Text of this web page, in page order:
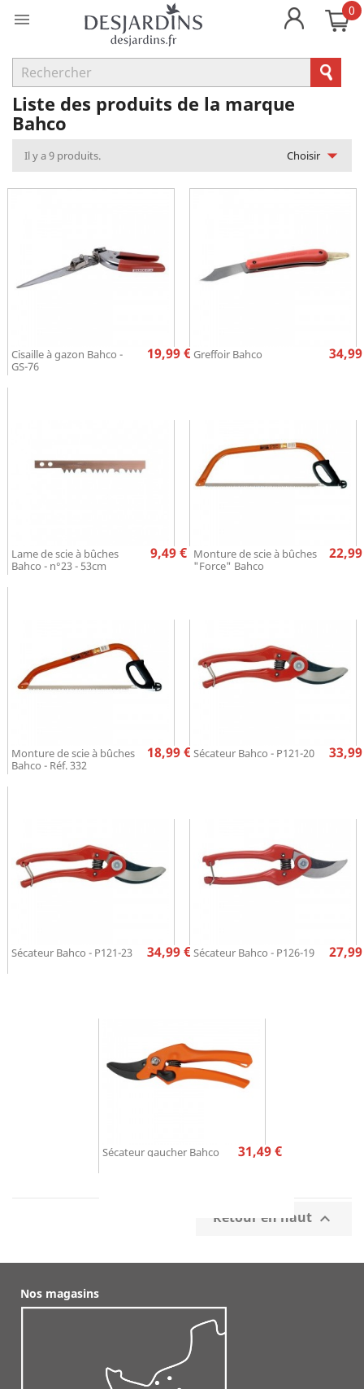
 0
Liste des produits de la marque
Bahco
Choisir 
Il y a 9 produits.
Cisaille à gazon Bahco -
GS-76
Prix
19,99 € Greffoir Bahco
Lame de scie à bûches
Bahco - n°23 - 53cm
Prix
9,49 € Monture de scie à bûches
"Force" Bahco
Monture de scie à bûches
Bahco - Réf. 332
Prix
18,99 € Sécateur Bahco - P121-20
Sécateur Bahco - P121-23 Prix
34,99 € Sécateur Bahco - P126-19
Sécateur gaucher Bahco Prix
31,49 €
Retour en haut 
Nos magasins